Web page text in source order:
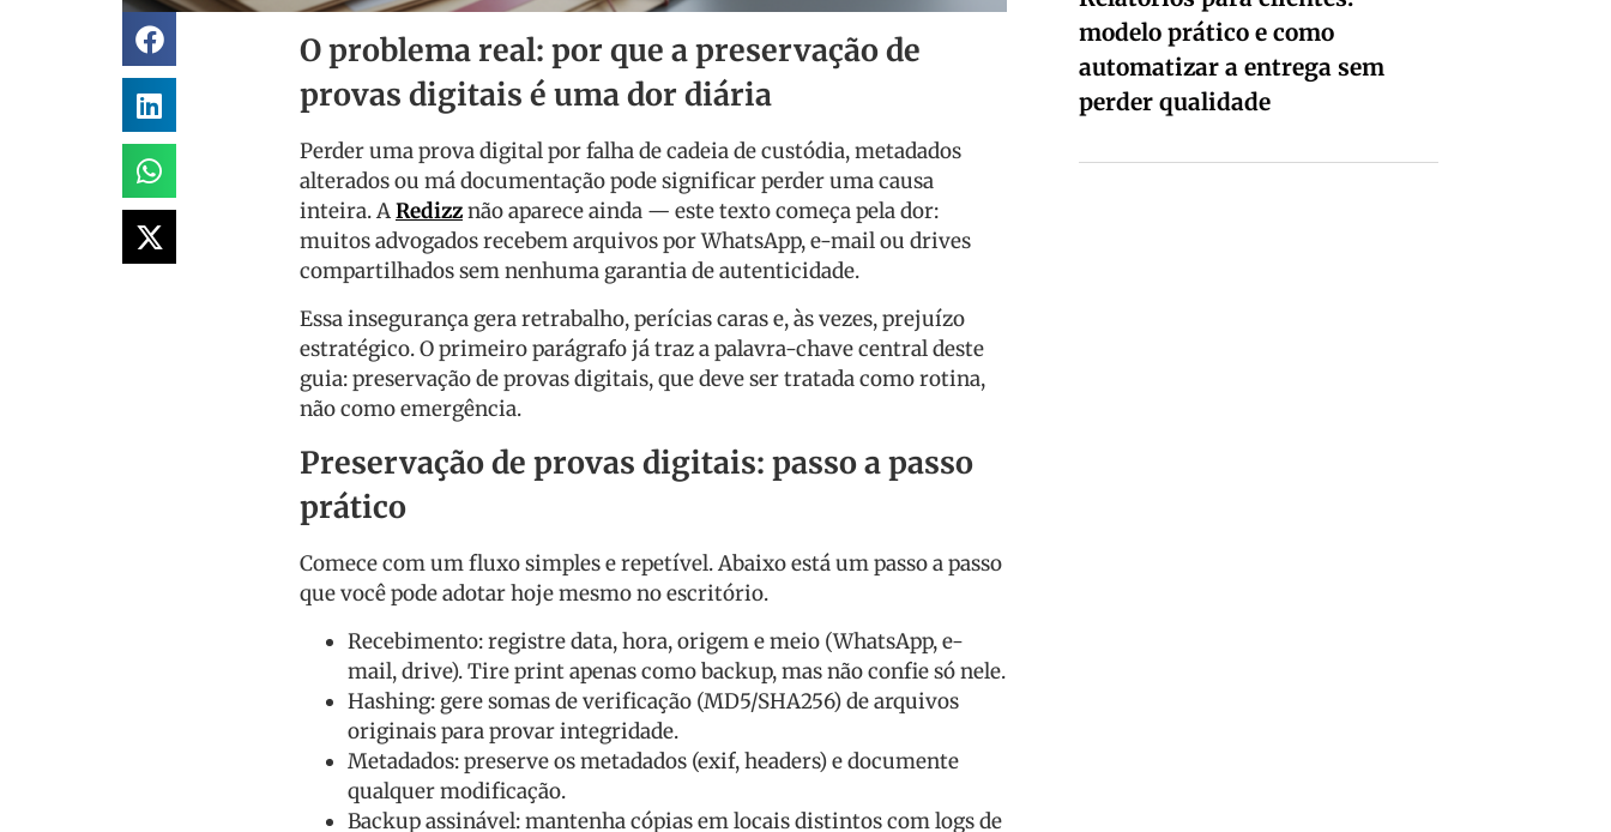
O problema real: por que a preservação de
provas digitais é uma dor diária
Perder uma prova digital por falha de cadeia de custódia, metadados
alterados ou má documentação pode significar perder uma causa
inteira. ARedizznão aparece ainda — este texto começa pela dor:
muitos advogados recebem arquivos por WhatsApp, e-mail ou drives
compartilhados sem nenhuma garantia de autenticidade.
Essa insegurança gera retrabalho, perícias caras e, às vezes, prejuízo
estratégico. O primeiro parágrafo já traz a palavra-chave central deste
guia: preservação de provas digitais, que deve ser tratada como rotina,
não como emergência.
Preservação de provas digitais: passo a passo
prático
Comece com um fluxo simples e repetível. Abaixo está um passo a passo
que você pode adotar hoje mesmo no escritório.
Recebimento: registre data, hora, origem e meio (WhatsApp, e-
mail, drive). Tire print apenas como backup, mas não confie só nele.
Hashing: gere somas de verificação (MD5/SHA256) de arquivos
originais para provar integridade.
Metadados: preserve os metadados (exif, headers) e documente
qualquer modificação.
Backup assinável: mantenha cópias em locais distintos com logs de
modelo prático e como
automatizar a entrega sem
perder qualidade